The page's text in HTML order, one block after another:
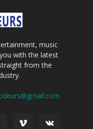
music
with the latest
from the